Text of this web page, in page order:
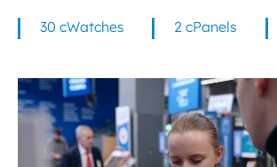
30 cWatches 2 cPanels